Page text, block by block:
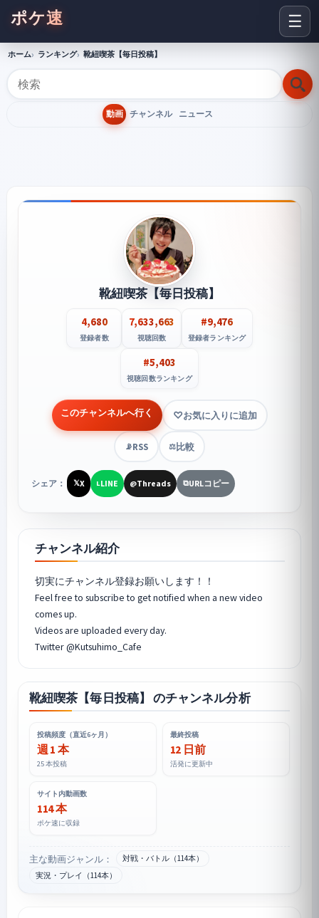
☰
ポケ速
ホーム ランキング 靴紐喫茶【毎日投稿】
動画 チャンネル ニュース
靴紐喫茶【毎日投稿】
4,680
登録者数
7,633,663
視聴回数
#9,476
登録者ランキング
#5,403
視聴回数ランキング
このチャンネルへ行く お気に入りに追加
📡RSS ⚖️比較
シェア： 𝕏X LLINE @Threads ⧉URLコピー
チャンネル紹介
切実にチャンネル登録お願いします！！
Feel free to subscribe to get notified when a new video
comes up.
Videos are uploaded every day.
靴紐喫茶【毎日投稿】 のチャンネル分析
投稿頻度（直近6ヶ月）
週 1 本
25 本投稿
最終投稿
12 日前
活発に更新中
サイト内動画数
114 本
ポケ速に収録
主な動画ジャンル：
対戦・バトル（114本）
実況・プレイ（114本）